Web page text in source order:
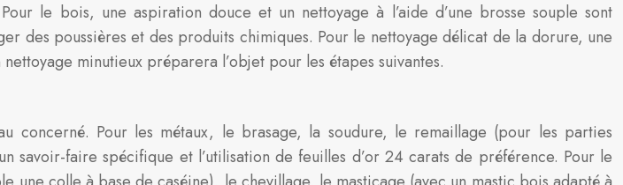
le bois, une aspiration douce et un nettoyage à l’aide d’une brosse souple sont
des poussières et des produits chimiques. Pour le nettoyage délicat de la dorure, une
minutieux préparera l’objet pour les étapes suivantes.
concerné. Pour les métaux, le brasage, la soudure, le remaillage (pour les parties
savoir-faire spécifique et l’utilisation de feuilles d’or 24 carats de préférence. Pour le